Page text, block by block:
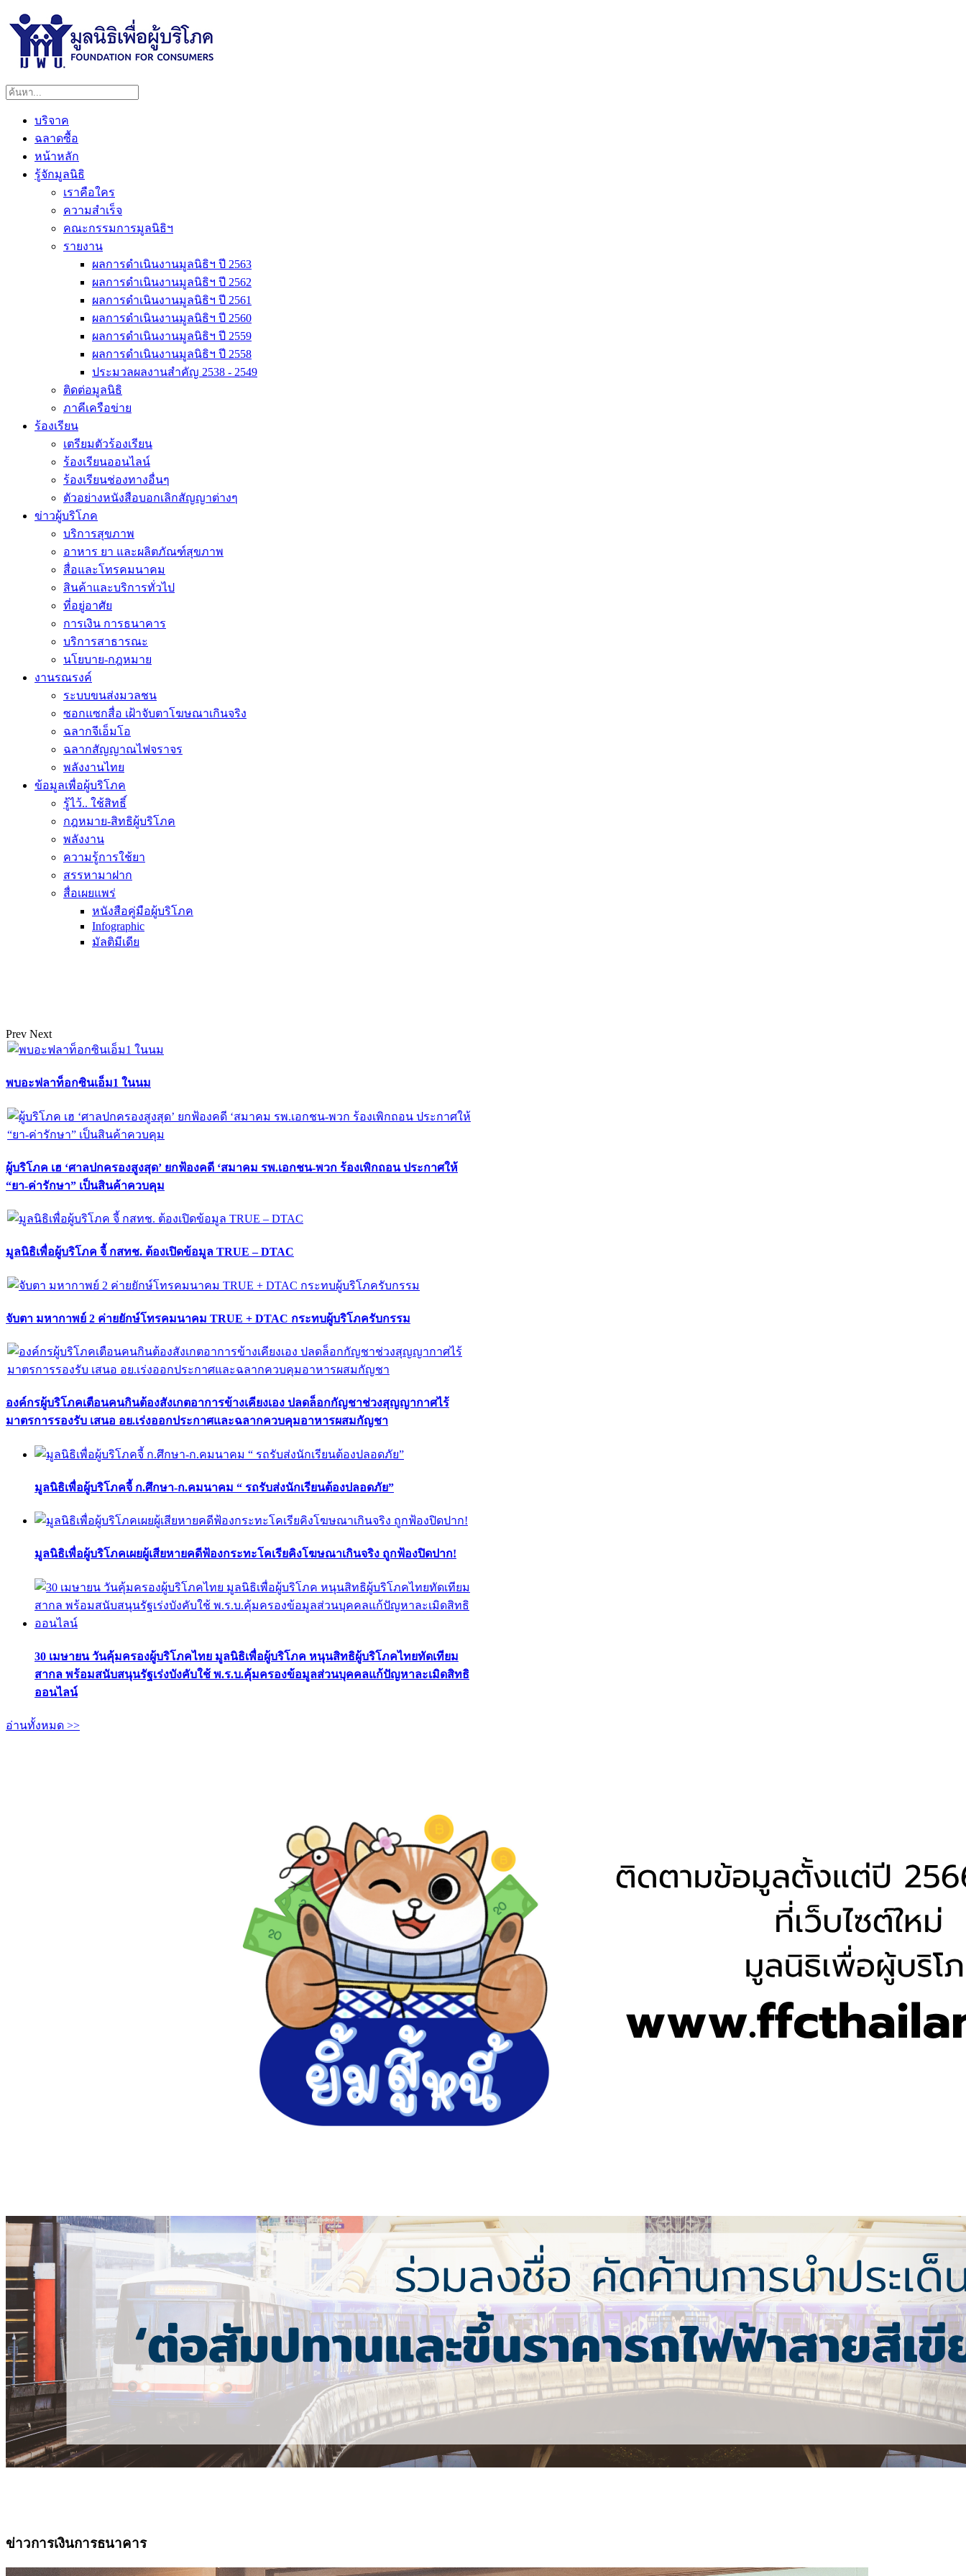
บริจาค
ฉลาดซื้อ
หน้าหลัก
รู้จักมูลนิธิ
เราคือใคร
ความสำเร็จ
คณะกรรมการมูลนิธิฯ
รายงาน
ผลการดำเนินงานมูลนิธิฯ ปี 2563
ผลการดำเนินงานมูลนิธิฯ ปี 2562
ผลการดำเนินงานมูลนิธิฯ ปี 2561
ผลการดำเนินงานมูลนิธิฯ ปี 2560
ผลการดำเนินงานมูลนิธิฯ ปี 2559
ผลการดำเนินงานมูลนิธิฯ ปี 2558
ประมวลผลงานสำคัญ 2538 - 2549
ติดต่อมูลนิธิ
ภาคีเครือข่าย
ร้องเรียน
เตรียมตัวร้องเรียน
ร้องเรียนออนไลน์
ร้องเรียนช่องทางอื่นๆ
ตัวอย่างหนังสือบอกเลิกสัญญาต่างๆ
ข่าวผู้บริโภค
บริการสุขภาพ
อาหาร ยา และผลิตภัณฑ์สุขภาพ
สื่อและโทรคมนาคม
สินค้าและบริการทั่วไป
ที่อยู่อาศัย
การเงิน การธนาคาร
บริการสาธารณะ
นโยบาย-กฎหมาย
งานรณรงค์
ระบบขนส่งมวลชน
ซอกแซกสื่อ เฝ้าจับตาโฆษณาเกินจริง
ฉลากจีเอ็มโอ
ฉลากสัญญาณไฟจราจร
พลังงานไทย
ข้อมูลเพื่อผู้บริโภค
รู้ไว้.. ใช้สิทธิ์
กฎหมาย-สิทธิผู้บริโภค
พลังงาน
ความรู้การใช้ยา
สรรหามาฝาก
สื่อเผยแพร่
หนังสือคู่มือผู้บริโภค
Infographic
มัลติมีเดีย
Prev Next
พบอะฟลาท็อกซินเอ็ม1 ในนม
ผู้บริโภค เฮ ‘ศาลปกครองสูงสุด’ ยกฟ้องคดี ‘สมาคม รพ.เอกชน-พวก ร้องเพิกถอน ประกาศให้
“ยา-ค่ารักษา” เป็นสินค้าควบคุม
มูลนิธิเพื่อผู้บริโภค จี้ กสทช. ต้องเปิดข้อมูล TRUE – DTAC
จับตา มหากาพย์ 2 ค่ายยักษ์โทรคมนาคม TRUE + DTAC กระทบผู้บริโภครับกรรม
องค์กรผู้บริโภคเตือนคนกินต้องสังเกตอาการข้างเคียงเอง ปลดล็อกกัญชาช่วงสุญญากาศไร้
มาตรการรองรับ เสนอ อย.เร่งออกประกาศและฉลากควบคุมอาหารผสมกัญชา
มูลนิธิเพื่อผู้บริโภคจี้ ก.ศึกษา-ก.คมนาคม “ รถรับส่งนักเรียนต้องปลอดภัย”
มูลนิธิเพื่อผู้บริโภคเผยผู้เสียหายคดีฟ้องกระทะโคเรียคิงโฆษณาเกินจริง ถูกฟ้องปิดปาก!
30 เมษายน วันคุ้มครองผู้บริโภคไทย มูลนิธิเพื่อผู้บริโภค หนุนสิทธิผู้บริโภคไทยทัดเทียม
สากล พร้อมสนับสนุนรัฐเร่งบังคับใช้ พ.ร.บ.คุ้มครองข้อมูลส่วนบุคคลแก้ปัญหาละเมิดสิทธิ
ออนไลน์
อ่านทั้งหมด >>
ข่าวการเงินการธนาคาร